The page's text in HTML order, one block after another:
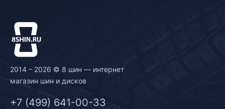
2014 – 2026 © 8 шин — интернет
магазин шин и дисков
+7 (499) 641-00-33